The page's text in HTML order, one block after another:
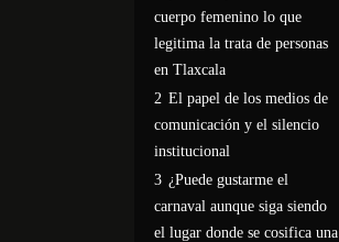
cuerpo femenino lo que
legitima la trata de personas
en Tlaxcala
2 El papel de los medios de
comunicación y el silencio
institucional
3 ¿Puede gustarme el
carnaval aunque siga siendo
el lugar donde se cosifica una